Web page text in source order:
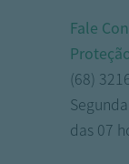
Fale
(68)
das 07